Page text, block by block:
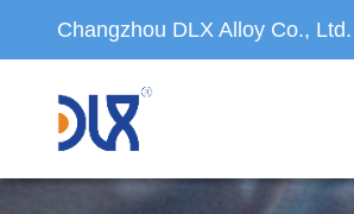
Changzhou DLX Alloy Co., Ltd.